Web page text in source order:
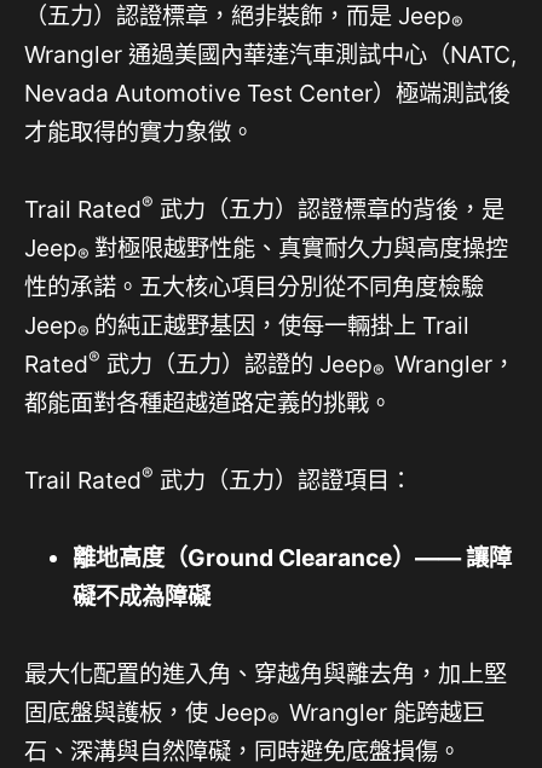
（五力）認證標章，絕非裝飾，而是 Jeep®
Wrangler 通過美國內華達汽車測試中心（NATC,
Nevada Automotive Test Center）極端測試後
才能取得的實力象徵。
Trail Rated® 武力（五力）認證標章的背後，是
Jeep® 對極限越野性能、真實耐久力與高度操控
性的承諾。五大核心項目分別從不同角度檢驗
Jeep® 的純正越野基因，使每一輛掛上 Trail
Rated® 武力（五力）認證的 Jeep® Wrangler，
都能面對各種超越道路定義的挑戰。
Trail Rated® 武力（五力）認證項目：
離地高度（Ground Clearance） ——讓障
礙不成為障礙
最大化配置的進入角、穿越角與離去角，加上堅
固底盤與護板，使 Jeep® Wrangler 能跨越巨
石、深溝與自然障礙，同時避免底盤損傷。